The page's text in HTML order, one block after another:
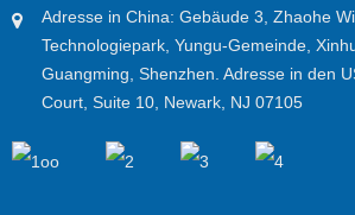
Adresse in China: Gebäude 3, Zhaohe
Technologiepark, Yungu-Gemeinde,
Guangming, Shenzhen. Adresse in den
Court, Suite 10, Newark, NJ 07105